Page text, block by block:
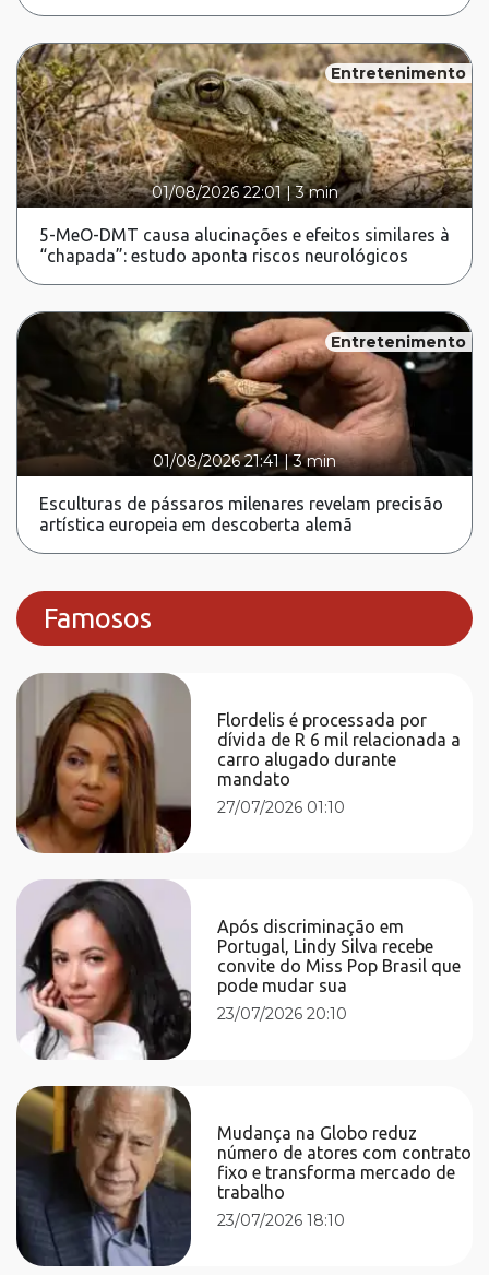
Entretenimento
01/08/2026 22:01|3 min
5-MeO-DMT causa alucinações e efeitos similares à
“chapada”: estudo aponta riscos neurológicos
Entretenimento
01/08/2026 21:41 |3 min
Esculturas de pássaros milenares revelam precisão
artística europeia em descoberta alemã
Famosos
Flordelis é processada por
dívida de R 6 mil relacionada a
carro alugado durante
mandato
27/07/2026 01:10
Após discriminação em
Portugal, Lindy Silva recebe
convite do Miss Pop Brasil que
pode mudar sua
23/07/2026 20:10
Mudança na Globo reduz
número de atores com contrato
fixo e transforma mercado de
trabalho
23/07/2026 18:10